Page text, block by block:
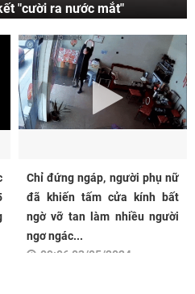
"cười ra nước mắt"
Chỉ đứng ngáp, người phụ nữ
đã khiến tấm cửa kính bất
ngờ vỡ tan làm nhiều người
ngơ ngác...
09:06 03/05/2024